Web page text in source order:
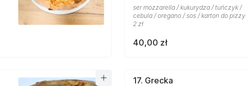
ser mozzarella / kukurydza / tuńczyk /
cebula / oregano / sos / karton do pizzy
2 zł
40,00 zł
17. Grecka